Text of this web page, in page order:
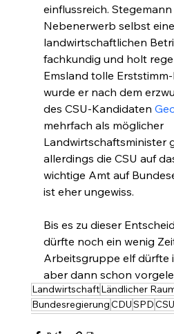
einflussreich.
Nebenerwerb selbst
landwirtschaftlichen
fachkundig und holt
Emsland tolle
wurde er nach dem
des CSU-Kandidaten
mehrfach als möglicher
Landwirtschaftsminister
allerdings die CSU auf
wichtige Amt auf
ist eher ungewiss.
Bis es zu dieser
dürfte noch ein wenig
Arbeitsgruppe elf dürfte
aber dann schon
LandwirtschaftLändlicher
BundesregierungCDUSPDCSU